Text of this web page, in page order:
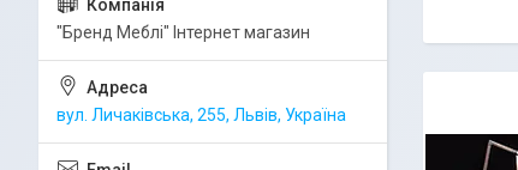
"Бренд Меблі" Інтернет магазин
вул. Личаківська, 255, Львів, Україна